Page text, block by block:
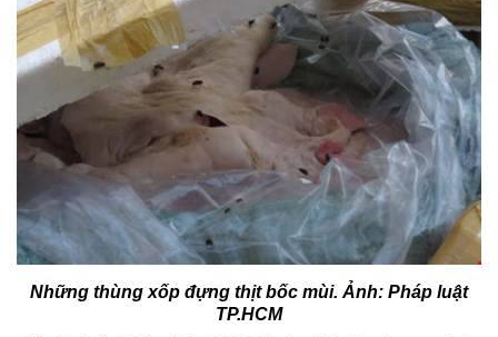
Những thùng xốp đựng thịt bốc mùi. Ảnh: Pháp luật
TP.HCM